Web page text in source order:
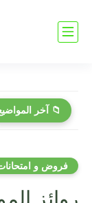
📁 آخر
فروض و